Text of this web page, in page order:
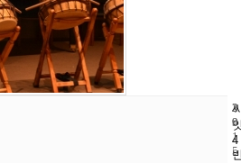
4
3
9
2
0
1
5